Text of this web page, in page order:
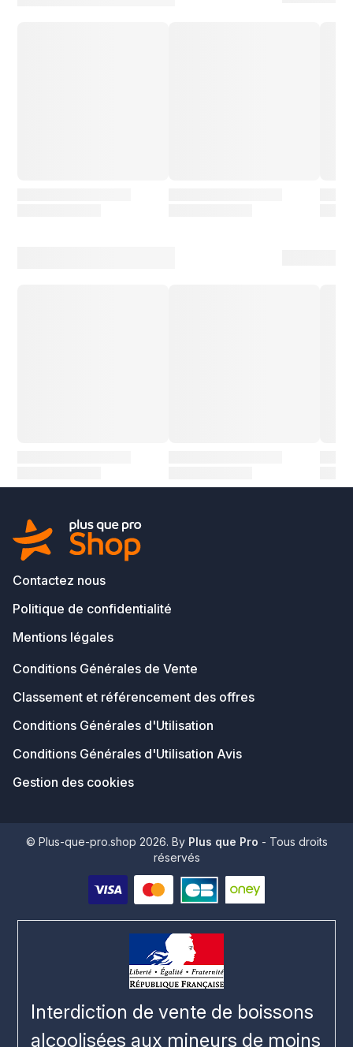
Contactez nous
Politique de confidentialité
Mentions légales
Conditions Générales de Vente
Classement et référencement des offres
Conditions Générales d'Utilisation
Conditions Générales d'Utilisation Avis
Gestion des cookies
© Plus-que-pro.shop 2026. By Plus que Pro - Tous droits
réservés
Interdiction de vente de boissons
alcoolisées aux mineurs de moins